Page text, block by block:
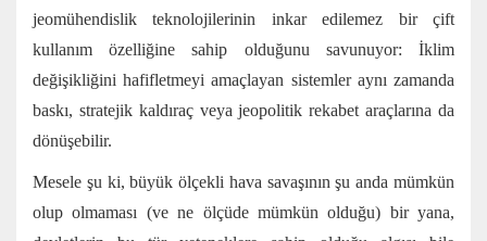
jeomühendislik teknolojilerinin inkar edilemez bir çift
kullanım özelliğine sahip olduğunu savunuyor: İklim
değişikliğini hafifletmeyi amaçlayan sistemler aynı zamanda
baskı, stratejik kaldıraç veya jeopolitik rekabet araçlarına da
dönüşebilir.
Mesele şu ki, büyük ölçekli hava savaşının şu anda mümkün
olup olmaması (ve ne ölçüde mümkün olduğu) bir yana,